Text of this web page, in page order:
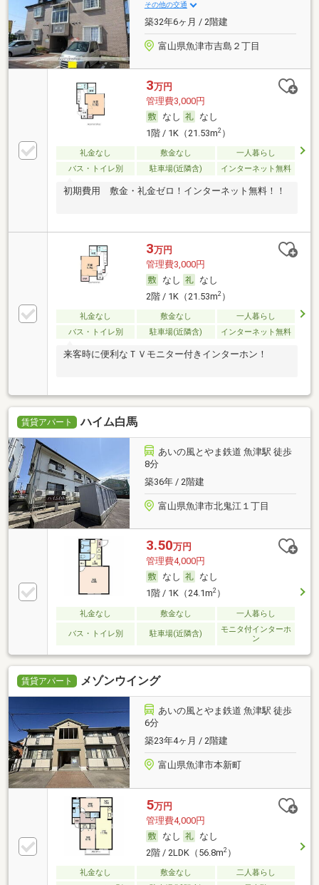
その他の交通
築32年6ヶ月 / 2階建
富山県魚津市吉島２丁目
3万円
管理費3,000円
なし
なし
1階 / 1K（21.53m2）
礼金なし 敷金なし
一人暮らし
バス・トイレ別
駐車場(近隣含) インターネット無料
初期費用 敷金・礼金ゼロ！インターネット無料！！
3万円
管理費3,000円
なし
なし
2階 / 1K（21.53m2）
礼金なし 敷金なし
一人暮らし
バス・トイレ別
駐車場(近隣含) インターネット無料
来客時に便利なＴＶモニター付きインターホン！
賃貸アパート ハイム白馬
あいの風とやま鉄道 魚津駅 徒歩
8分
築36年 / 2階建
富山県魚津市北鬼江１丁目
3.50万円
管理費4,000円
なし
なし
1階 / 1K（24.1m2）
礼金なし 敷金なし 一人暮らし
バス・トイレ別 駐車場(近隣含)
モニタ付インターホ
ン
賃貸アパート メゾンウイング
あいの風とやま鉄道 魚津駅 徒歩
6分
築23年4ヶ月 / 2階建
富山県魚津市本新町
5万円
管理費4,000円
なし
なし
2階 / 2LDK（56.8m2）
礼金なし 敷金なし
二人暮らし